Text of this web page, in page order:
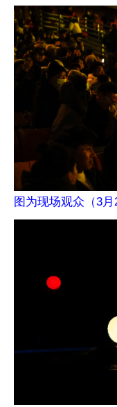
图为现场观众（3